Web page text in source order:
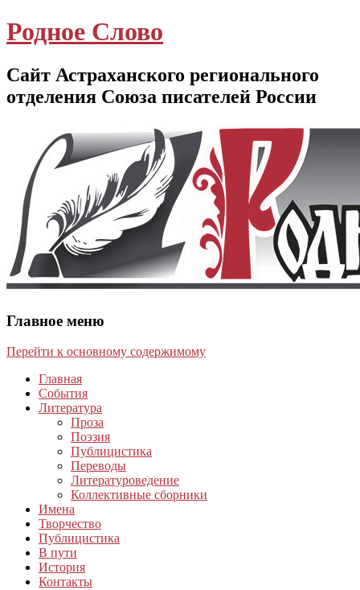
Родное Слово
Сайт Астраханского регионального
отделения Союза писателей России
Главное меню
Перейти к основному содержимому
Главная
События
Литература
Проза
Поэзия
Публицистика
Переводы
Литературоведение
Коллективные сборники
Имена
Творчество
Публицистика
В пути
История
Контакты